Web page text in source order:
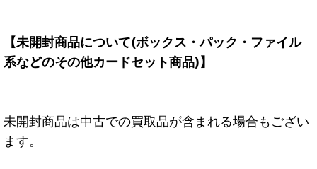
【未開封商品について(ボックス・パック・ファイル
系などのその他カードセット商品)】
未開封商品は中古での買取品が含まれる場合もござい
ます。